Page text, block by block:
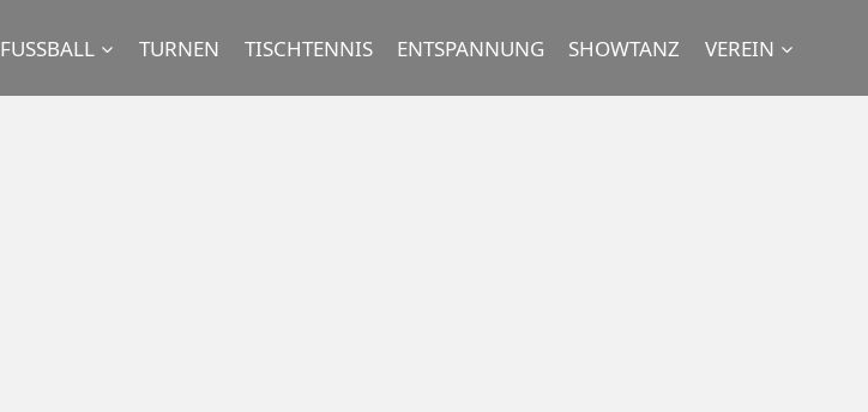
FUSSBALL TURNEN TISCHTENNIS ENTSPANNUNG SHOWTANZ VEREIN